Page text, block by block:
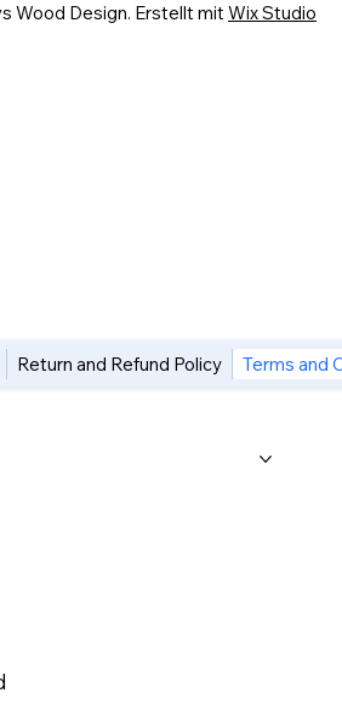
Wood Design. Erstellt mit Wix Studio
Return and Refund Policy Terms and